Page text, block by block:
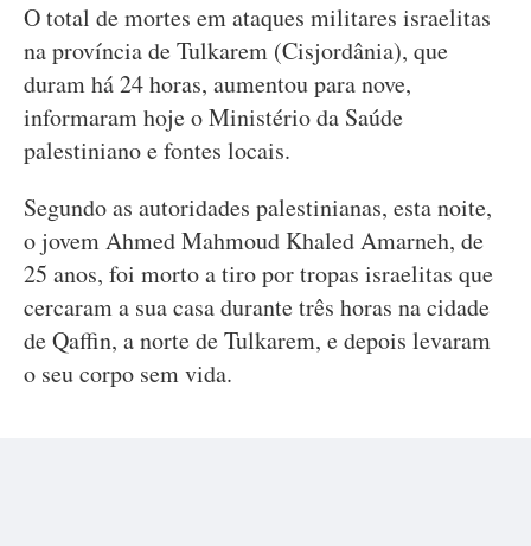
O total de mortes em ataques militares israelitas
na província de Tulkarem (Cisjordânia), que
duram há 24 horas, aumentou para nove,
informaram hoje o Ministério da Saúde
palestiniano e fontes locais.
Segundo as autoridades palestinianas, esta noite,
o jovem Ahmed Mahmoud Khaled Amarneh, de
25 anos, foi morto a tiro por tropas israelitas que
cercaram a sua casa durante três horas na cidade
de Qaffin, a norte de Tulkarem, e depois levaram
o seu corpo sem vida.